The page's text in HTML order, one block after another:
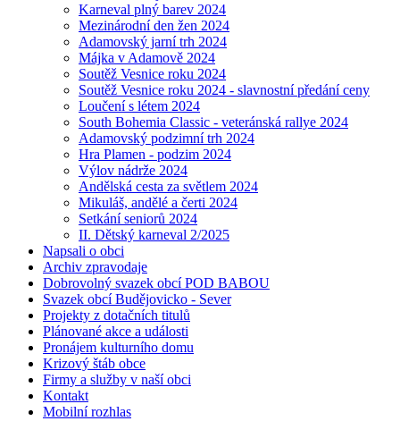
Karneval plný barev 2024
Mezinárodní den žen 2024
Adamovský jarní trh 2024
Májka v Adamově 2024
Soutěž Vesnice roku 2024
Soutěž Vesnice roku 2024 - slavnostní předání ceny
Loučení s létem 2024
South Bohemia Classic - veteránská rallye 2024
Adamovský podzimní trh 2024
Hra Plamen - podzim 2024
Výlov nádrže 2024
Andělská cesta za světlem 2024
Mikuláš, andělé a čerti 2024
Setkání seniorů 2024
II. Dětský karneval 2/2025
Napsali o obci
Archiv zpravodaje
Dobrovolný svazek obcí POD BABOU
Svazek obcí Budějovicko - Sever
Projekty z dotačních titulů
Plánované akce a události
Pronájem kulturního domu
Krizový štáb obce
Firmy a služby v naší obci
Kontakt
Mobilní rozhlas